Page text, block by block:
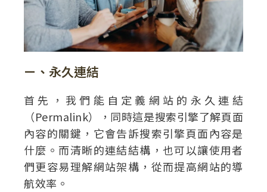
ㄧ、永久連結
首先，我們能自定義網站的永久連結
（Permalink），同時這是搜索引擎了解頁面
內容的關鍵，它會告訴搜索引擎頁面內容是
什麼。而清晰的連結結構，也可以讓使用者
們更容易理解網站架構，從而提高網站的導
航效率。